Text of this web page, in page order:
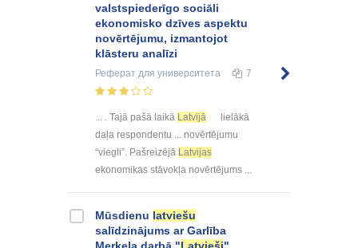
valstspiederīgo sociāli
ekonomisko dzīves aspektu
novērtējumu, izmantojot
klāsteru analīzi
Реферат для университета 7
... . Tajā pašā laikā Latvijā
lielākā
daļa respondentu ... novērtējumu
“viegli”. Pašreizējā Latvijas
ekonomikas stāvokļa novērtējums ...
Mūsdienu latviešu
salīdzinājums ar Garlība
Merķeļa darbā "Latvieši"